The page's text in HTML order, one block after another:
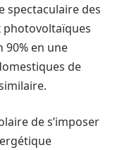
spectaculaire des
photovoltaïques
90% en une
de
de s’imposer